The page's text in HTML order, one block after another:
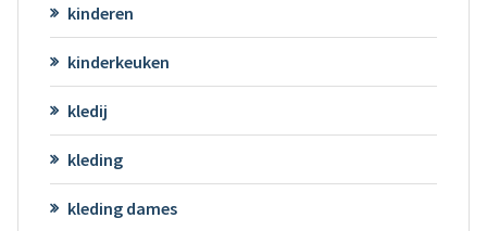
kinderen
kinderkeuken
kledij
kleding
kleding dames